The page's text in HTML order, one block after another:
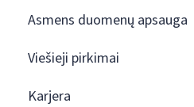
Asmens duomenų apsauga
Viešieji pirkimai
Karjera